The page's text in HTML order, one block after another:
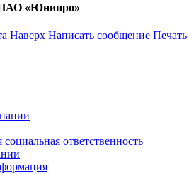
«Юнипро»
Наверх Написать сообщение Печать
ответственность